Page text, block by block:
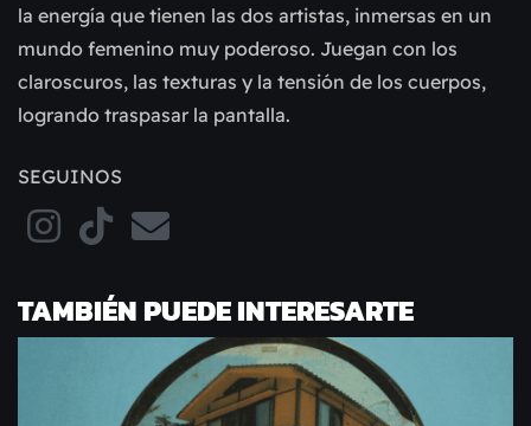
la energía que tienen las dos artistas, inmersas en un
mundo femenino muy poderoso. Juegan con los
claroscuros, las texturas y la tensión de los cuerpos,
logrando traspasar la pantalla.
SEGUINOS
TAMBIÉN PUEDE INTERESARTE